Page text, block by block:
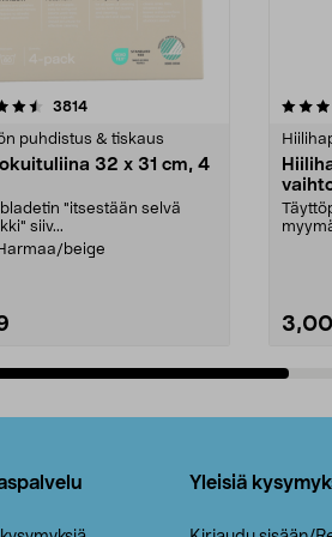
3814arvostelut
puhdistus & tiskaus
32 x 31 cm, 4
"itsestään selvä
siiv...
beige
4.5viidestä
3,00
Yleisiä